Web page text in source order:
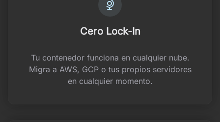
Cero Lock-In
Tu contenedor funciona en cualquier nube.
Migra a AWS, GCP o tus propios servidores
en cualquier momento.